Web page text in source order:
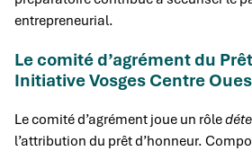
entrepreneurial.
Le comité d’agrément du
Initiative Vosges Centre
Le comité d’agrément joue un rôle
l’attribution du prêt d’honneur.